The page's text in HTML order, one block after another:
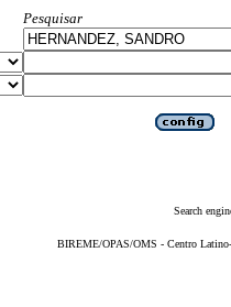
Pesquisar
Search
BIREME/OPAS/OMS - Centro Latino-